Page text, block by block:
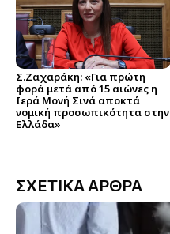
Σ.Ζαχαράκη: «Για πρώτη
φορά μετά από 15 αιώνες η
Ιερά Μονή Σινά αποκτά
νομική προσωπικότητα στην
Ελλάδα»
ΣΧΕΤΙΚΑ ΑΡΘΡΑ